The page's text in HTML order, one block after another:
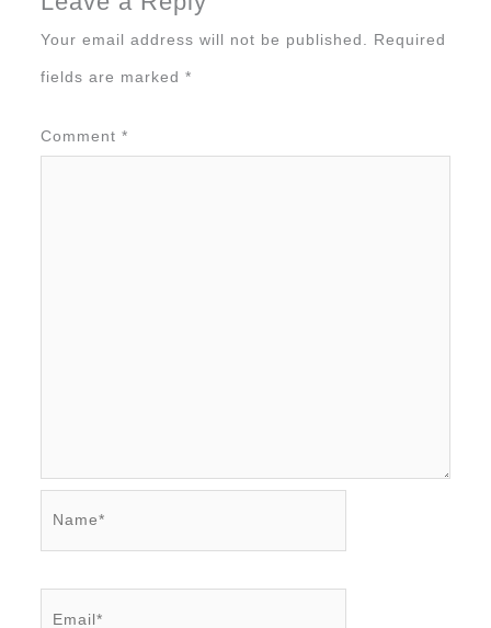
Your email address will not be published. Required
fields are marked *
Comment *